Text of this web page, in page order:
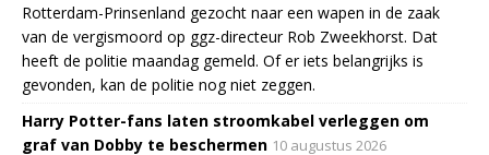
Rotterdam-Prinsenland gezocht naar een wapen in de zaak
van de vergismoord op ggz-directeur Rob Zweekhorst. Dat
heeft de politie maandag gemeld. Of er iets belangrijks is
gevonden, kan de politie nog niet zeggen.
Harry Potter-fans laten stroomkabel verleggen om
graf van Dobby te beschermen 10 augustus 2026